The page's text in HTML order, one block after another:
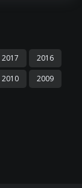
2017
2016
2010
2009